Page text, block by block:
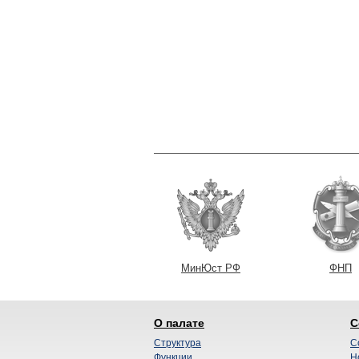
МинЮст РФ ФНП
О палате
Структура